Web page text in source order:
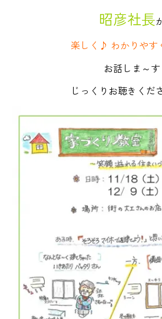
昭彦社長
楽しく♪ わかりやす
お話しま～す
じっくりお聴きくだ